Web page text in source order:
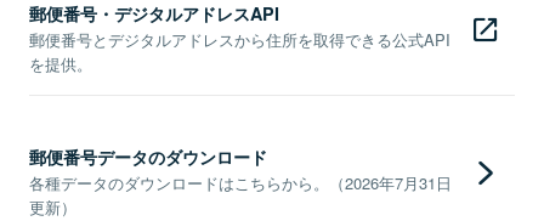
郵便番号・デジタルアドレスAPI
郵便番号とデジタルアドレスから住所を取得できる公式API
を提供。
郵便番号データのダウンロード
各種データのダウンロードはこちらから。（2026年7月31日
更新）